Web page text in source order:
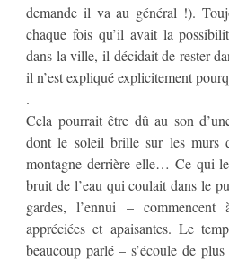
demande il va au général !).
chaque fois qu’il avait la
dans la ville, il décidait de rester
il n’est expliqué explicitement
.
Cela pourrait être dû au son
dont le soleil brille sur les murs
montagne derrière elle… Ce qui
bruit de l’eau qui coulait dans le
gardes, l’ennui – commencent
appréciées et apaisantes. Le
beaucoup parlé – s’écoule de